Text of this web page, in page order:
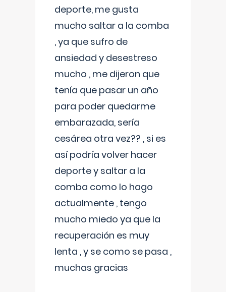
deporte, me gusta
mucho saltar a la comba
, ya que sufro de
ansiedad y desestreso
mucho , me dijeron que
tenía que pasar un año
para poder quedarme
embarazada, sería
cesárea otra vez?? , si es
así podría volver hacer
deporte y saltar a la
comba como lo hago
actualmente , tengo
mucho miedo ya que la
recuperación es muy
lenta , y se como se pasa ,
muchas gracias